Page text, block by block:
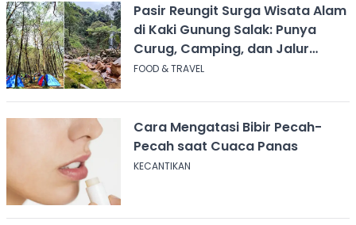
Pasir Reungit Surga Wisata Alam
di Kaki Gunung Salak: Punya
Curug, Camping, dan Jalur
Pendakian
FOOD & TRAVEL
Cara Mengatasi Bibir Pecah-
Pecah saat Cuaca Panas
KECANTIKAN